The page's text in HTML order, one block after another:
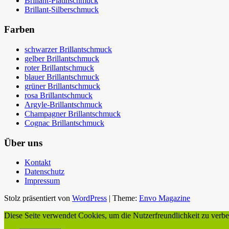
Brillant-Silberschmuck
Farben
schwarzer Brillantschmuck
gelber Brillantschmuck
roter Brillantschmuck
blauer Brillantschmuck
grüner Brillantschmuck
rosa Brillantschmuck
Argyle-Brillantschmuck
Champagner Brillantschmuck
Cognac Brillantschmuck
Über uns
Kontakt
Datenschutz
Impressum
Stolz präsentiert von WordPress | Theme: Envo Magazine
Diese Seite verwendet Cookies, um die Nutzerfreundlichkeit zu